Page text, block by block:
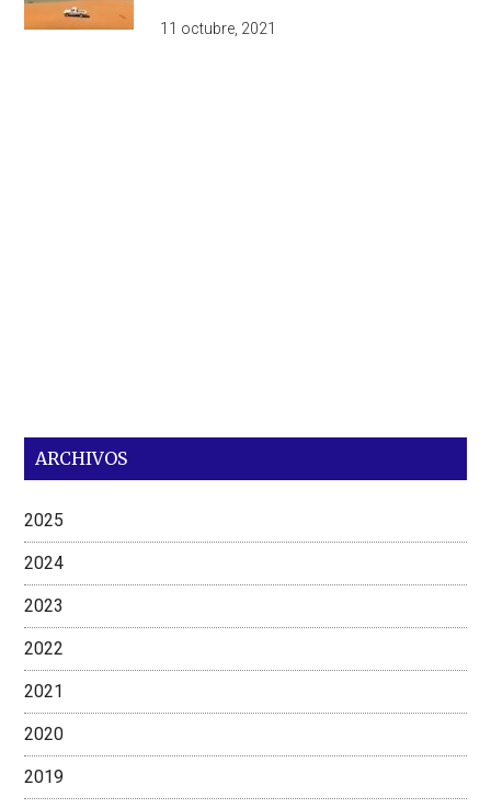
11 octubre, 2021
ARCHIVOS
2025
2024
2023
2022
2021
2020
2019